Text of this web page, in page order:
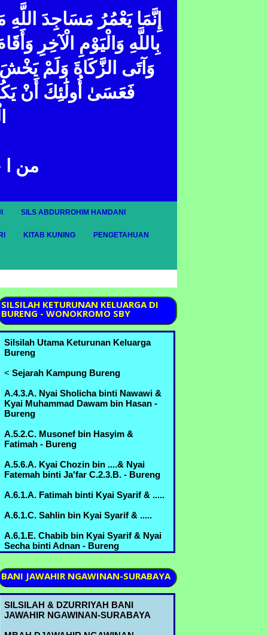
إِنَّمَا يَعْمُرُ مَسَاجِدَ
بِاللَّهِ وَالْيَوْمِ الْآخِرِ
وَآتَى الزَّكَاةَ وَلَمْ يَخْشَ
فَعَسَىٰ أُولَٰئِكَ أَنْ
من ا
SILS ABDURROHIM HAMDANI
KITAB KUNING PENGETAHUAN
SILSILAH KETURUNAN KELUARGA DI
BURENG - WONOKROMO SBY
Silsilah Utama Keturunan Keluarga
Bureng
< Sejarah Kampung Bureng
A.4.3.A. Nyai Sholicha binti Nawawi &
Kyai Muhammad Dawam bin Hasan -
Bureng
A.5.2.C. Musonef bin Hasyim &
Fatimah - Bureng
A.5.6.A. Kyai Chozin bin ....& Nyai
Fatemah binti Ja'far C.2.3.B. - Bureng
A.6.1.A. Fatimah binti Kyai Syarif & .....
A.6.1.C. Sahlin bin Kyai Syarif & .....
A.6.1.E. Chabib bin Kyai Syarif & Nyai
Secha binti Adnan - Bureng
A.6.2.A. Nyai Romlah bin Kyai
Abdurrahman & Kyai Abdul Mannan
bin Mustofa B.3.5.B. - Bureng
A.6.2.B. Nyai Hindun bin Kyai
Abdurrahman & Kyai Abbas bin Ahmad
BANI JAWAHIR NGAWINAN-SURABAYA
SILSILAH & DZURRIYAH BANI
JAWAHIR NGAWINAN-SURABAYA